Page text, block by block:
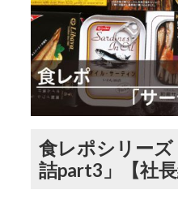
食レポシリー
詰part3」【社長